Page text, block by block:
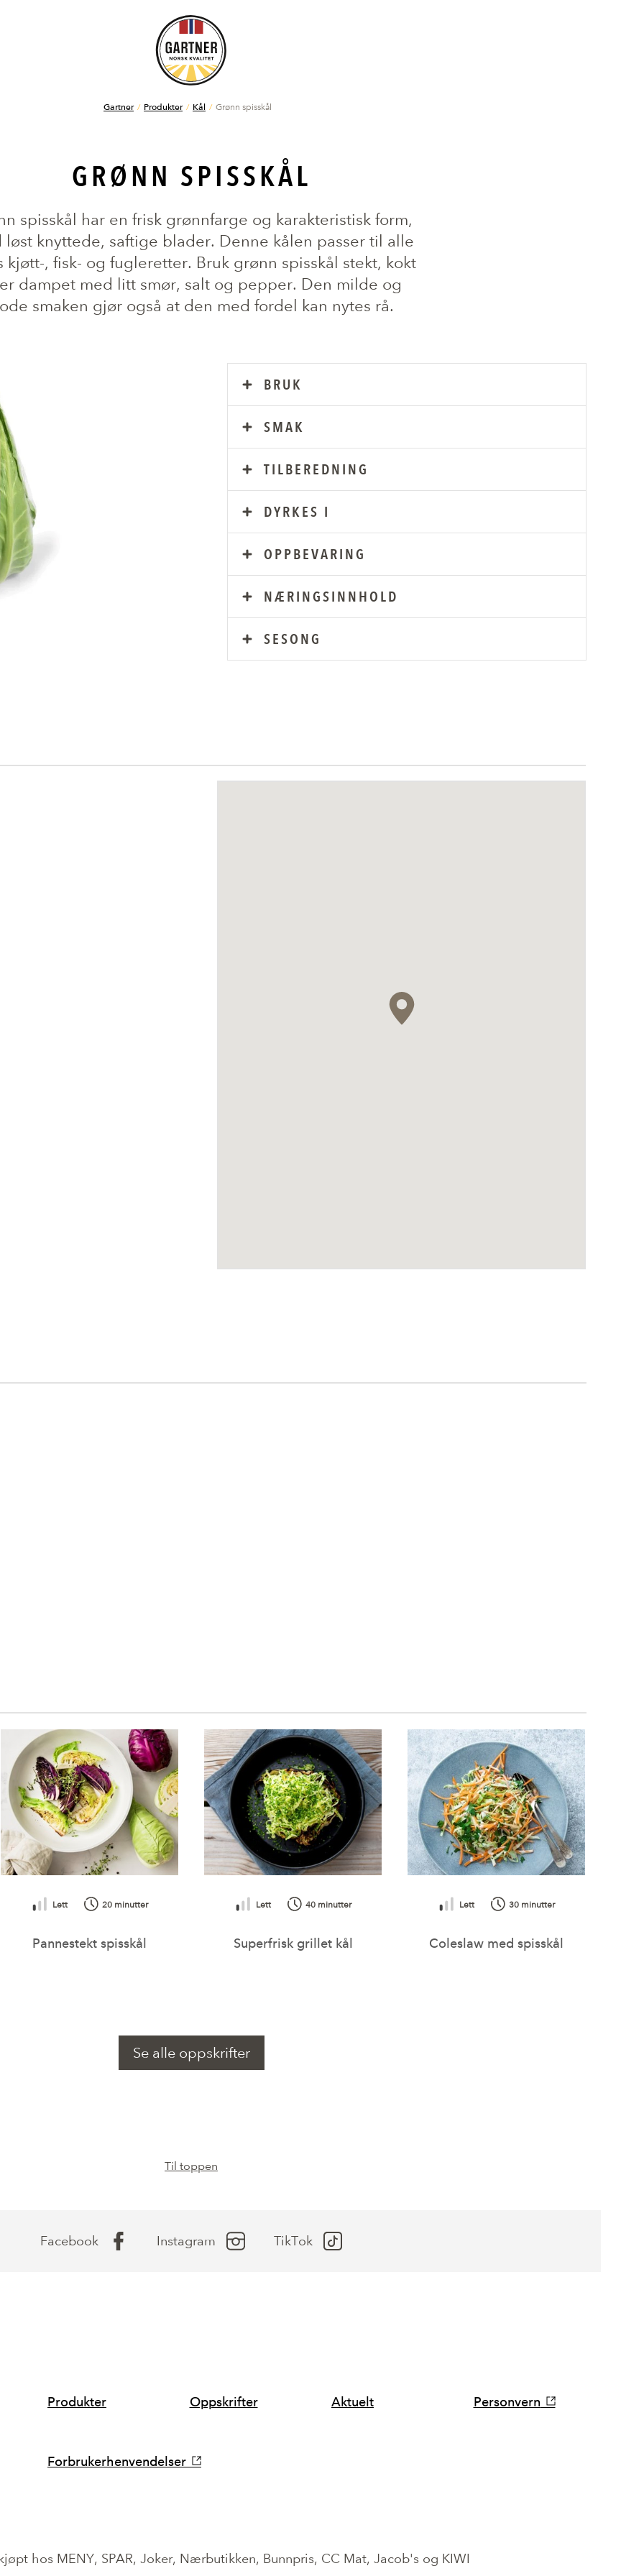
Gartner Produkter Kål Grønn spisskål
GRØNN SPISSKÅL
spisskål har en frisk grønnfarge og karakteristisk form,
løst knyttede, saftige blader. Denne kålen passer til alle
kjøtt-, fisk- og fugleretter. Bruk grønn spisskål stekt, kokt
dampet med litt smør, salt og pepper. Den milde og
smaken gjør også at den med fordel kan nytes rå.
BRUK
SMAK
TILBEREDNING
DYRKES I
OPPBEVARING
NÆRINGSINNHOLD
SESONG
Lett 20 minutter
Pannestekt spisskål
Lett 40 minutter
Superfrisk grillet kål
Lett 30 minutter
Coleslaw med spisskål
Se alle oppskrifter
Til toppen
Facebook Instagram TikTok
SNARVEIER
Produkter Oppskrifter Aktuelt Personvern
Forbrukerhenvendelser
hos MENY, SPAR, Joker, Nærbutikken, Bunnpris, CC Mat, Jacob's og KIWI